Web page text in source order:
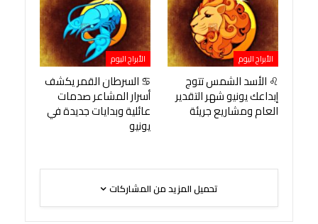
الأبراج اليوم
♌ الأسد الشمس تتوج
إبداعك يونيو شهر التقدير
العام ومشاريع جريئة
الأبراج اليوم
♋ السرطان القمر يكشف
أسرار المشاعر صدمات
عائلية وبدايات جديدة في
يونيو
تحميل المزيد من المشاركات